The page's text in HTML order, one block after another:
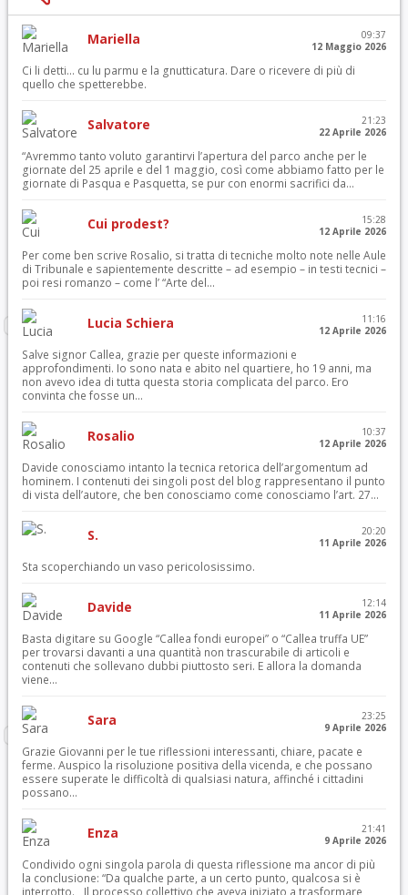
Mariella
09:37
12 Maggio 2026
Ci li detti… cu lu parmu e la gnutticatura. Dare o ricevere di più di
quello che spetterebbe.
Salvatore
21:23
22 Aprile 2026
“Avremmo tanto voluto garantirvi l’apertura del parco anche per le
giornate del 25 aprile e del 1 maggio, così come abbiamo fatto per le
giornate di Pasqua e Pasquetta, se pur con enormi sacrifici da...
Cui prodest?
15:28
12 Aprile 2026
Per come ben scrive Rosalio, si tratta di tecniche molto note nelle Aule
di Tribunale e sapientemente descritte – ad esempio – in testi tecnici –
poi resi romanzo – come l’ “Arte del...
Lucia Schiera
11:16
12 Aprile 2026
Salve signor Callea, grazie per queste informazioni e
approfondimenti. Io sono nata e abito nel quartiere, ho 19 anni, ma
non avevo idea di tutta questa storia complicata del parco. Ero
convinta che fosse un...
Rosalio
10:37
12 Aprile 2026
Davide conosciamo intanto la tecnica retorica dell’argomentum ad
hominem. I contenuti dei singoli post del blog rappresentano il punto
di vista dell’autore, che ben conosciamo come conosciamo l’art. 27...
S.
20:20
11 Aprile 2026
Sta scoperchiando un vaso pericolosissimo.
Davide
12:14
11 Aprile 2026
Basta digitare su Google “Callea fondi europei” o “Callea truffa UE”
per trovarsi davanti a una quantità non trascurabile di articoli e
contenuti che sollevano dubbi piuttosto seri. E allora la domanda
viene...
Sara
23:25
9 Aprile 2026
Grazie Giovanni per le tue riflessioni interessanti, chiare, pacate e
ferme. Auspico la risoluzione positiva della vicenda, e che possano
essere superate le difficoltà di qualsiasi natura, affinché i cittadini
possano...
Enza
21:41
9 Aprile 2026
Condivido ogni singola parola di questa riflessione ma ancor di più
la conclusione: “Da qualche parte, a un certo punto, qualcosa si è
interrotto. Il processo collettivo che aveva iniziato a trasformare